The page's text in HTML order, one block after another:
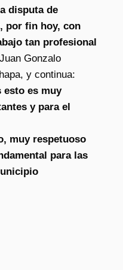
disputa de
por fin hoy, con
tan profesional
Gonzalo
y continua:
esto es muy
y para el
muy respetuoso
para las